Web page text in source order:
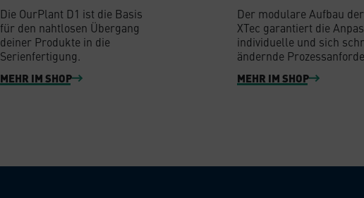
Die OurPlant D1 ist die Basis
für den nahtlosen Übergang
deiner Produkte in die
Serienfertigung.
MEHR IM SHOP
Der modulare Aufbau
XTec garantiert die
individuelle und sich
ändernde
MEHR IM SHOP